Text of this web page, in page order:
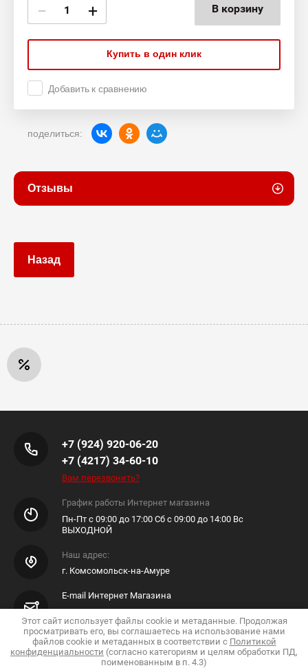
− + В корзину
Купить в один клик
Добавить к сравнению
поделиться:
Отзывы
Назад
+7 (924) 920-06-20
+7 (4217) 34-60-10
Вам перезвонить?
График работы Интернет магазина
Пн-Пт с 09:00 до 17:00 Сб с 09:00 до 14:00 Вс
ВЫХОДНОЙ
Наш адрес:
г. Комсомольск-на-Амуре
E-mail Интернет Магазина
Shop@pkfdis.ru
Этот сайт использует файлы cookie и метаданные. Продолжая
просматривать его, вы соглашаетесь на использование нами
файлов cookie и метаданных в соответствии с Политикой
конфиденциальности (согласно категориям и целям обработки ПД,
поименованным в п. 4.3)